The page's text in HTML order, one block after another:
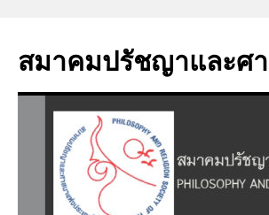
content
สมาคมปรัชญาและศ